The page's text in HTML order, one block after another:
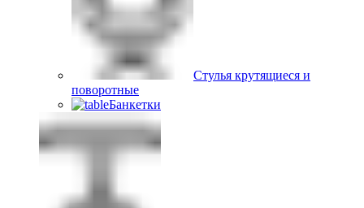
Стулья крутящиеся и
поворотные
Банкетки